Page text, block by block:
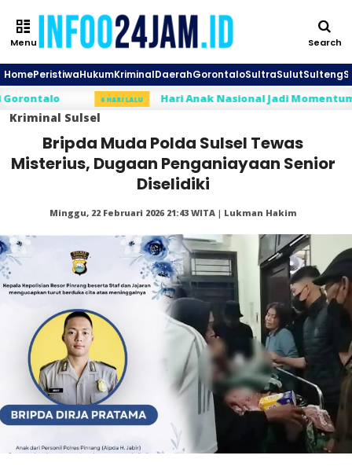
Search
Menu
HomePeristiwaHukumKriminalDaerahGorontaloSultraSulutSulteng
6 HARI LALU Hari Anak Nasional Jadi Momentum
Kriminal Sulsel
Bripda Muda Polda Sulsel Tewas
Misterius, Dugaan Penganiayaan Senior
Diselidiki
Minggu, 22 Februari 2026 21:43 WITA | Lukman Hakim